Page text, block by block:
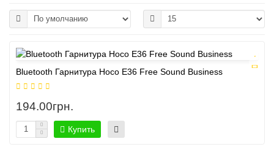
Bluetooth Гарнитура Hoco E36 Free Sound Business
194.00грн.
Купить